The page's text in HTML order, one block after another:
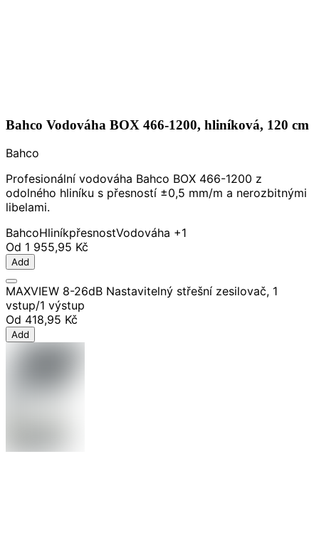
Bahco Vodováha BOX 466-1200, hliníková, 120 cm
Bahco
Profesionální vodováha Bahco BOX 466-1200 z
odolného hliníku s přesností ±0,5 mm/m a nerozbitnými
libelami.
BahcoHliníkpřesnostVodováha +1
Od 1 955,95 Kč
Add
MAXVIEW 8-26dB Nastavitelný střešní zesilovač, 1
vstup/1 výstup
Od 418,95 Kč
Add